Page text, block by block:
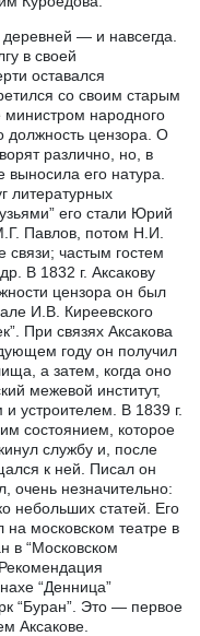
деревней — и навсегда.
в своей
оставался
со своим старым
народного
должность цензора. О
различно, но, в
его натура.
литературных
его стали Юрий
Павлов, потом Н.И.
частым гостем
В 1832 г. Аксакову
цензора он был
И.В. Киреевского
При связях Аксакова
году он получил
а затем, когда оно
межевой институт,
устроителем. В 1839 г.
состоянием, которое
службу и, после
к ней. Писал он
очень незначительно:
небольших статей. Его
на московском театре в
в “Московском
“Денница”
“Буран”. Это — первое
Аксакове.